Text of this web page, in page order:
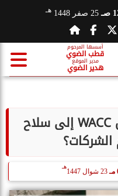
25 صفر 1448 هـ
أسسها المرحوم
قطب الضوي
مدير الموقع
هدير الضوي
سامر شقير: كيف يتحوَّل WACC إلى سلاح
23 شوال 1447
هـ